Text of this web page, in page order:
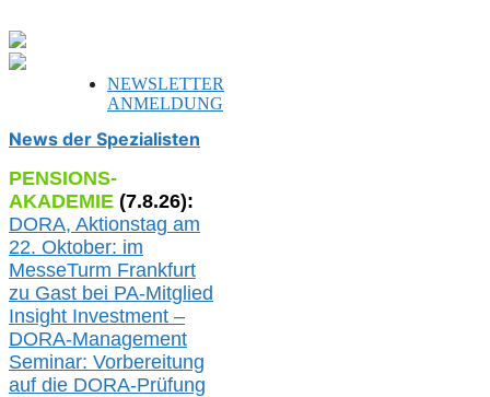
NEWSLETTER
ANMELDUNG
News der Spezialisten
PENSIONS-
AKADEMIE (7.8.26):
DORA, Aktionstag am
22. Oktober: im
MesseTurm Frankfurt
zu Gast bei PA-Mitglied
Insight Investment –
DORA-Management
Seminar: Vorbereitung
auf die DORA-Prüfung